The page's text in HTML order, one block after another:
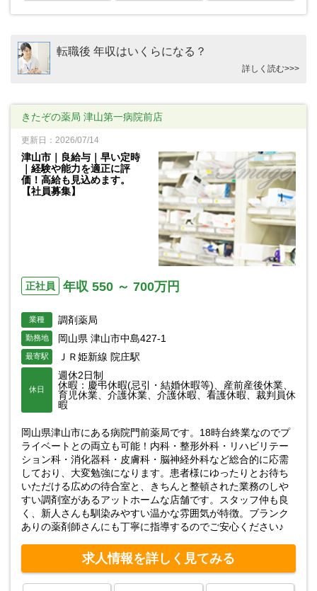
転職後 年収はいくらになる？
詳しく読む>>>
きたぞの薬局 津山第一病院前店
更新日：2026/07/14
津山市｜良給与｜早い定時
｜経験や能力を適正に評
価！高給も見込めます。
【社員募集】
正社員 年収 550 ～ 700万円
業種 調剤薬局
勤務地 岡山県 津山市中島427-1
最寄駅 ＪＲ姫新線 院庄駅
休日
週休2日制
休暇：慶弔休暇(忌引・結婚休暇等)、産前産後休業、
育児休業、介護休業、介護休暇、看護休暇、裁判員休
暇
岡山県津山市にある病院門前薬局です。18時台終業なのでプ
ライベートとの両立も可能！内科・整形外科・リハビリテー
ション科・消化器科・皮膚科・脳神経外科など総合的に応需
しており、大変勉強になります。患者様にゆったりとお待ち
いただける広めの待合室と、きちんと整頓された業務のしや
すい調剤室があるアットホームな店舗です。スタッフ仲も良
く、新人さんも馴染みやすい温かな雰囲気が特徴。ブランク
ありの薬剤師さんにも丁寧に指導するのでご安心ください♪
求人情報を詳しく見てみる